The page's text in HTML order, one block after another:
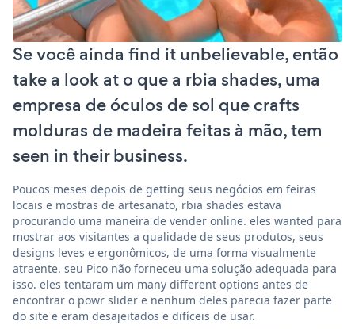
Se você ainda find it unbelievable, então
take a look at o que a rbia shades, uma
empresa de óculos de sol que crafts
molduras de madeira feitas à mão, tem
seen in their business.
Poucos meses depois de getting seus negócios em feiras
locais e mostras de artesanato, rbia shades estava
procurando uma maneira de vender online. eles wanted para
mostrar aos visitantes a qualidade de seus produtos, seus
designs leves e ergonômicos, de uma forma visualmente
atraente. seu Pico não forneceu uma solução adequada para
isso. eles tentaram um many different options antes de
encontrar o powr slider e nenhum deles parecia fazer parte
do site e eram desajeitados e difíceis de usar.